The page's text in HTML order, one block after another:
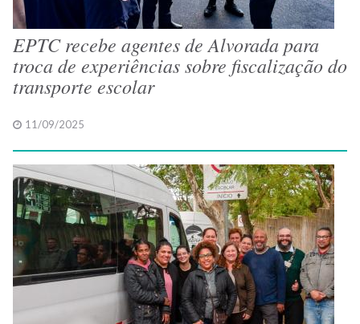
EPTC recebe agentes de Alvorada para
troca de experiências sobre fiscalização do
transporte escolar
11/09/2025